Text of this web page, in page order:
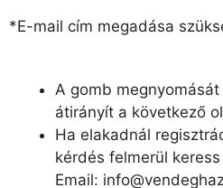
*E-mail cím megadása
A gomb
átirányít a következő
Ha elakadnál
kérdés felmerül
Email: